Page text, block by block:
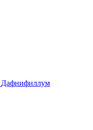
Дафнифиллум